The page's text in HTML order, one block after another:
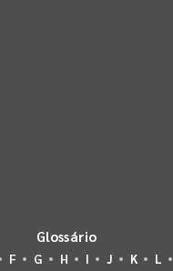
Glossário
F G H I J K L